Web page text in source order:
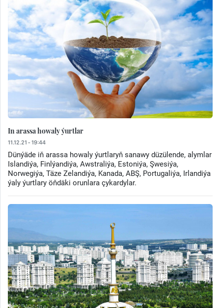
In arassa howaly ýurtlar
11.12.21 - 19:44
Dünýäde iň arassa howaly ýurtlaryň sanawy düzülende, alymlar
Islandiýa, Finlýandiýa, Awstraliýa, Estoniýa, Şwesiýa,
Norwegiýa, Täze Zelandiýa, Kanada, ABŞ, Portugaliýa, Irlandiýa
ýaly ýurtlary öňdäki orunlara çykardylar.